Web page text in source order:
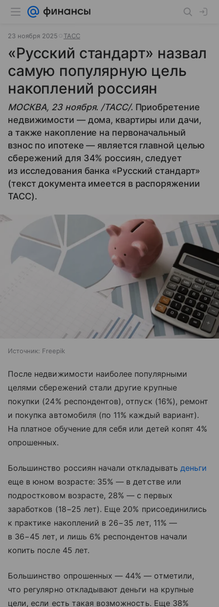
23 ноября 2025 ТАСС
«Русский стандарт» назвал
самую популярную цель
накоплений россиян
МОСКВА, 23 ноября. /ТАСС/. Приобретение
недвижимости — дома, квартиры или дачи,
а также накопление на первоначальный
взнос по ипотеке — является главной целью
сбережений для 34% россиян, следует
из исследования банка «Русский стандарт»
(текст документа имеется в распоряжении
ТАСС).
Источник: Freepik
После недвижимости наиболее популярными
целями сбережений стали другие крупные
покупки (24% респондентов), отпуск (16%), ремонт
и покупка автомобиля (по 11% каждый вариант).
На платное обучение для себя или детей копят 4%
опрошенных.
Большинство россиян начали откладывать деньги
еще в юном возрасте: 35% — в детстве или
подростковом возрасте, 28% — с первых
заработков (18−25 лет). Еще 20% присоединились
к практике накоплений в 26−35 лет, 11% —
в 36−45 лет, и лишь 6% респондентов начали
копить после 45 лет.
Большинство опрошенных — 44% — отметили,
что регулярно откладывают деньги на крупные
цели, если есть такая возможность. Еще 38%